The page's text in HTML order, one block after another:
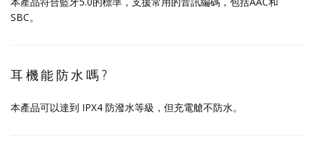
SBC。
耳機能防水嗎?
本產品可以達到 IPX4 防潑水等級，但充電艙不防水。